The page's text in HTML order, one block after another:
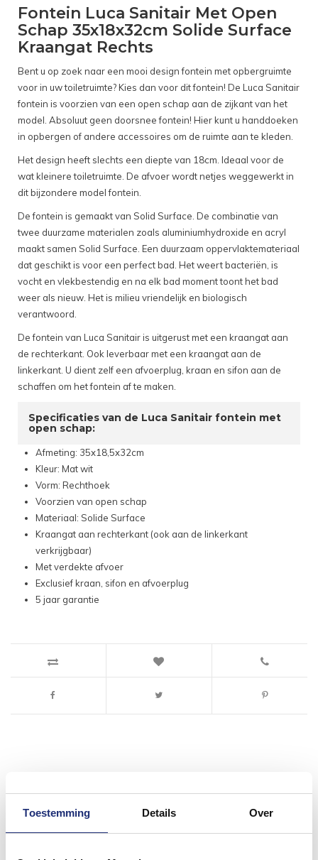
Toestemming Details Over
Fontein Luca Sanitair Met Open
Schap 35x18x32cm Solide Surface
Kraangat Rechts
Bent u op zoek naar een mooi design fontein met opbergruimte
voor in uw toiletruimte? Kies dan voor dit fontein! De Luca Sanitair
fontein is voorzien van een open schap aan de zijkant van het
model. Absoluut geen doorsnee fontein! Hier kunt u handdoeken
in opbergen of andere accessoires om de ruimte aan te kleden.
Het design heeft slechts een diepte van 18cm. Ideaal voor de
wat kleinere toiletruimte. De afvoer wordt netjes weggewerkt in
dit bijzondere model fontein.
De fontein is gemaakt van Solid Surface. De combinatie van
twee duurzame materialen zoals aluminiumhydroxide en acryl
maakt samen Solid Surface. Een duurzaam oppervlaktemateriaal
dat geschikt is voor een perfect bad. Het weert bacteriën, is
vocht en vlekbestendig en na elk bad moment toont het bad
weer als nieuw. Het is milieu vriendelijk en biologisch
verantwoord.
De fontein van Luca Sanitair is uitgerust met een kraangat aan
de rechterkant. Ook leverbaar met een kraangat aan de
linkerkant. U dient zelf een afvoerplug, kraan en sifon aan de
schaffen om het fontein af te maken.
Specificaties van de Luca Sanitair fontein met
open schap:
Afmeting: 35x18,5x32cm
Kleur: Mat wit
Vorm: Rechthoek
Voorzien van open schap
Materiaal: Solide Surface
Kraangat aan rechterkant (ook aan de linkerkant
verkrijgbaar)
Met verdekte afvoer
Exclusief kraan, sifon en afvoerplug
5 jaar garantie
#mijndroombadkamer
Wij geloven in de kracht van delen. Deel jouw